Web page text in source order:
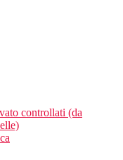
controllati (da